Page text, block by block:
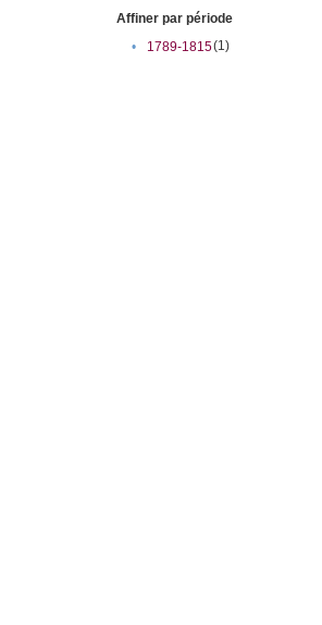
Affiner par période
•
1789-1815(1)